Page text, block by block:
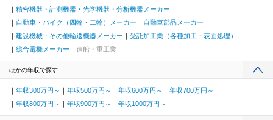
精密機器・計測機器・光学機器・分析機器メーカー
自動車・バイク（四輪・二輪）メーカー
自動車部品メーカー
建設機械・その他輸送機器メーカー
受託加工業（各種加工・表面処理）
総合電機メーカー
造船・重工業
ほかの年収で探す
年収300万円～ 年収500万円～ 年収600万円～
年収700万円～
年収800万円～
年収900万円～ 年収1000万円～